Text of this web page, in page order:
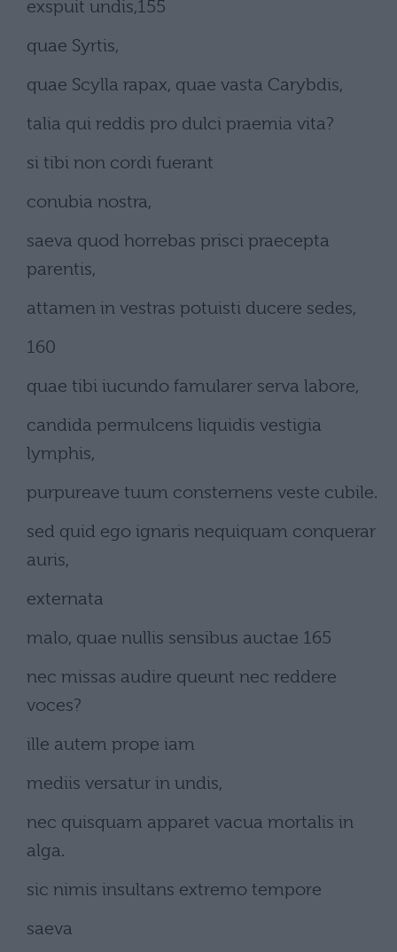
exspuit undis,155
quae Syrtis,
quae Scylla rapax, quae vasta Carybdis,
talia qui reddis pro dulci praemia vita?
si tibi non cordi fuerant
conubia nostra,
saeva quod horrebas prisci praecepta
parentis,
attamen in vestras potuisti ducere sedes,
160
quae tibi iucundo famularer serva labore,
candida permulcens liquidis vestigia
lymphis,
purpureave tuum consternens veste cubile.
sed quid ego ignaris nequiquam conquerar
auris,
externata
malo, quae nullis sensibus auctae 165
nec missas audire queunt nec reddere
voces?
ille autem prope iam
mediis versatur in undis,
nec quisquam apparet vacua mortalis in
alga.
sic nimis insultans extremo tempore
saeva